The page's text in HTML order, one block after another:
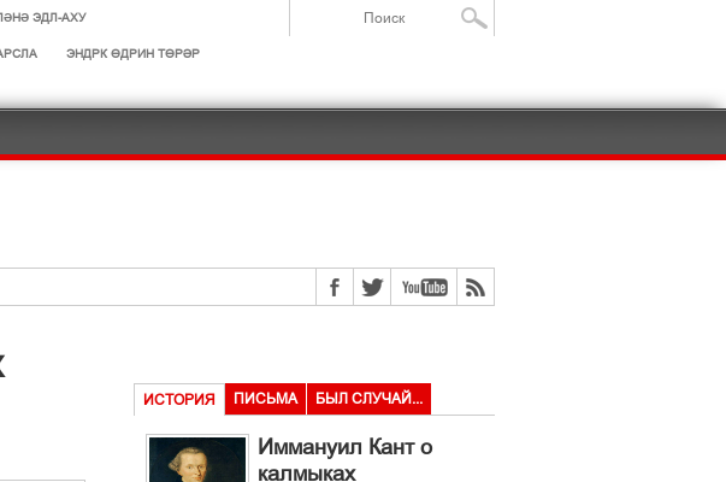
ЭДЛ-АХУ
ЭНДРК ҐДРИН ТҐРІР
ИСТОРИЯ ПИСЬМА БЫЛ СЛУЧАЙ...
Иммануил Кант о
калмыках